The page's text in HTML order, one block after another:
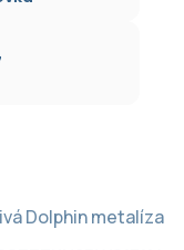
Dolphin metalíza